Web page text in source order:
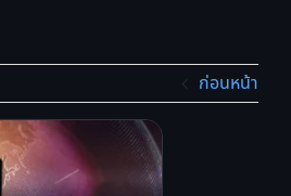
ก่อนหน้า